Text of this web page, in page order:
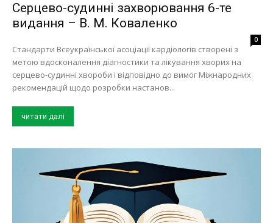
Серцево-судинні захворювання 6-те
видання – В. М. Коваленко
0
Стандарти Всеукраїнської асоціації кардіологів створені з
метою вдосконалення діагностики та лікування хворих на
серцево-судинні хвороби і відповідно до вимог Міжнародних
рекомендацій щодо розробки настанов...
читати далі